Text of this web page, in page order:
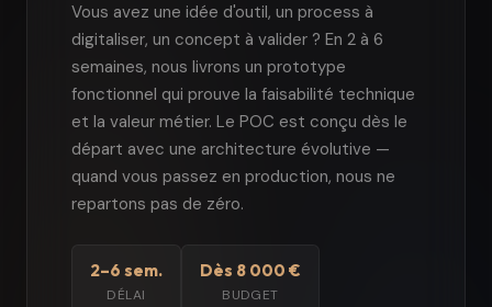
Vous avez une idée d'outil, un process à
digitaliser, un concept à valider ? En 2 à 6
semaines, nous livrons un prototype
fonctionnel qui prouve la faisabilité technique
et la valeur métier. Le POC est conçu dès le
départ avec une architecture évolutive —
quand vous passez en production, nous ne
repartons pas de zéro.
2–6 sem.
DÉLAI
Dès 8 000 €
BUDGET